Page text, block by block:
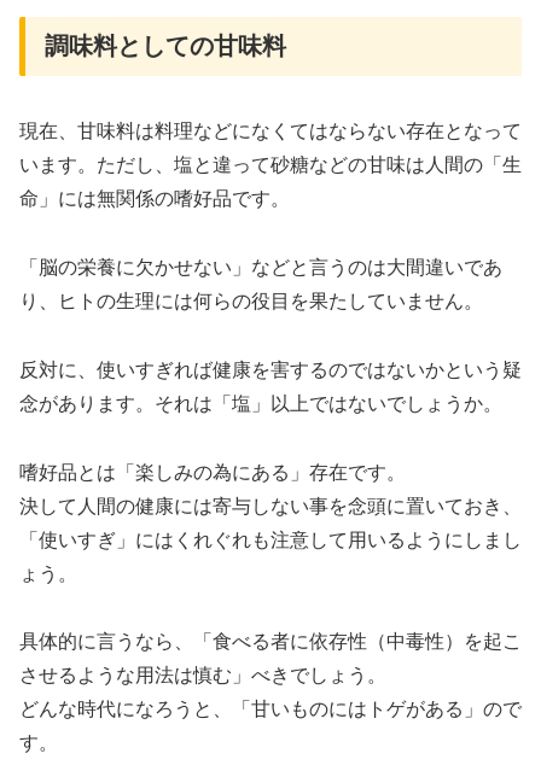
調味料としての甘味料
現在、甘味料は料理などになくてはならない存在となって
います。ただし、塩と違って砂糖などの甘味は人間の「生
命」には無関係の嗜好品です。
「脳の栄養に欠かせない」などと言うのは大間違いであ
り、ヒトの生理には何らの役目を果たしていません。
反対に、使いすぎれば健康を害するのではないかという疑
念があります。それは「塩」以上ではないでしょうか。
嗜好品とは「楽しみの為にある」存在です。
決して人間の健康には寄与しない事を念頭に置いておき、
「使いすぎ」にはくれぐれも注意して用いるようにしまし
ょう。
具体的に言うなら、「食べる者に依存性（中毒性）を起こ
させるような用法は慎む」べきでしょう。
どんな時代になろうと、「甘いものにはトゲがある」ので
す。